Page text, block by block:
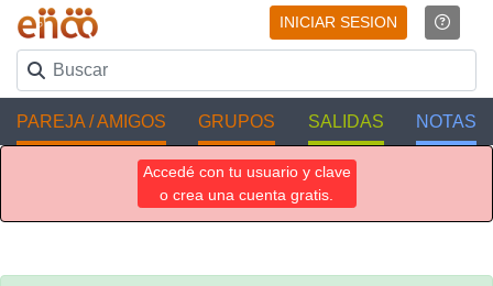
INICIAR SESION
PAREJA / AMIGOS GRUPOS SALIDAS NOTAS
Accedé con tu usuario y clave
o crea una cuenta gratis.